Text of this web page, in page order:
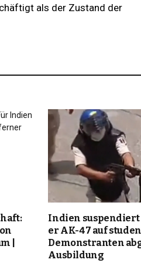
als der Zustand der
|
Indien suspendiert
er AK-47 auf
Demonstranten
Ausbildung